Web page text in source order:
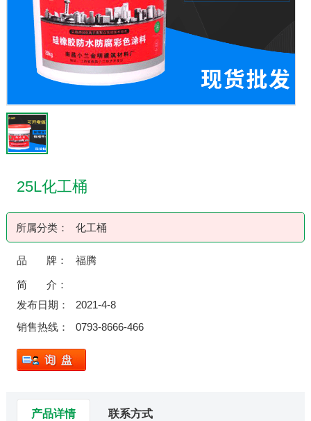
25L化工桶
所属分类： 化工桶
品 牌： 福腾
简 介：
发布日期：
2021-4-8
销售热线：
0793-8666-466
产品详情 联系方式